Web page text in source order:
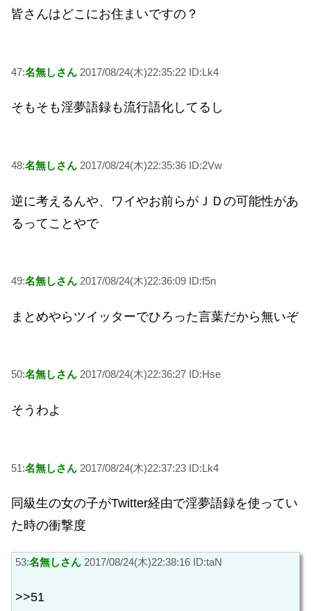
皆さんはどこにお住まいですの？
47:名無しさん 2017/08/24(木)22:35:22 ID:Lk4
そもそも淫夢語録も流行語化してるし
48:名無しさん 2017/08/24(木)22:35:36 ID:2Vw
逆に考えるんや、ワイやお前らがＪＤの可能性があ
るってことやで
49:名無しさん 2017/08/24(木)22:36:09 ID:f5n
まとめやらツイッターでひろった言葉だから無いぞ
50:名無しさん 2017/08/24(木)22:36:27 ID:Hse
そうわよ
51:名無しさん 2017/08/24(木)22:37:23 ID:Lk4
同級生の女の子がTwitter経由で淫夢語録を使ってい
た時の衝撃度
53:名無しさん 2017/08/24(木)22:38:16 ID:taN
>>51